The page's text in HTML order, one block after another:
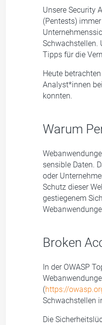
Unsere Security
(Pentests)
Schwachstellen.
Tipps für die
Heute
Analyst*innen bei
konnten.
Warum
sensible Daten.
oder
Schutz dieser
gestiegenem
Broken
In der OWASP
(https://
Schwachstellen
Die